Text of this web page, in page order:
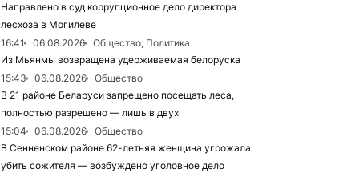
Направлено в суд коррупционное дело директора
лесхоза в Могилеве
16:41
06.08.2026
Общество, Политика
Из Мьянмы возвращена удерживаемая белоруска
15:43
06.08.2026
Общество
В 21 районе Беларуси запрещено посещать леса,
полностью разрешено — лишь в двух
15:04
06.08.2026
Общество
В Сенненском районе 62-летняя женщина угрожала
убить сожителя — возбуждено уголовное дело